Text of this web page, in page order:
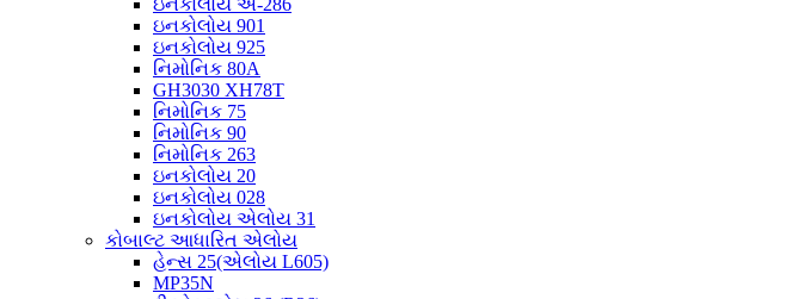
ઇનકોલોય એ-286
ઇનકોલોય 901
ઇનકોલોય 925
નિમોનિક 80A
GH3030 XH78T
નિમોનિક 75
નિમોનિક 90
નિમોનિક 263
ઇનકોલોય 20
ઇનકોલોય 028
ઇનકોલોય એલોય 31
કોબાલ્ટ આધારિત એલોય
હેન્સ 25(એલોય L605)
MP35N